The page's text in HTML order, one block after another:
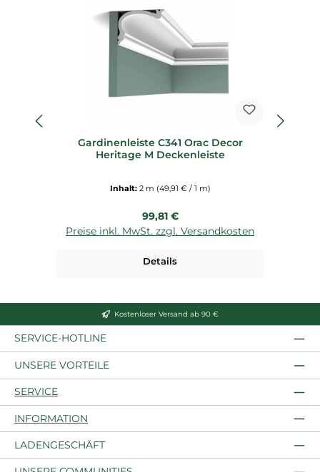
Gardinenleiste C341 Orac Decor
Heritage M Deckenleiste
Inhalt: 2 m (49,91 € / 1 m)
Regulärer Preis:
99,81 €
Preise inkl. MwSt. zzgl. Versandkosten
Details
Kostenloser Versand ab 90 €
SERVICE-HOTLINE
UNSERE VORTEILE
SERVICE
INFORMATION
LADENGESCHÄFT